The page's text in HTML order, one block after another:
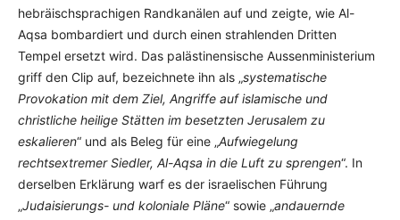
hebräischsprachigen Randkanälen auf und zeigte, wie Al-
Aqsa bombardiert und durch einen strahlenden Dritten
Tempel ersetzt wird. Das palästinensische Aussenministerium
griff den Clip auf, bezeichnete ihn als „systematische
Provokation mit dem Ziel, Angriffe auf islamische und
christliche heilige Stätten im besetzten Jerusalem zu
eskalieren“ und als Beleg für eine „Aufwiegelung
rechtsextremer Siedler, Al-Aqsa in die Luft zu sprengen“. In
derselben Erklärung warf es der israelischen Führung
„Judaisierungs- und koloniale Pläne“ sowie „andauernde